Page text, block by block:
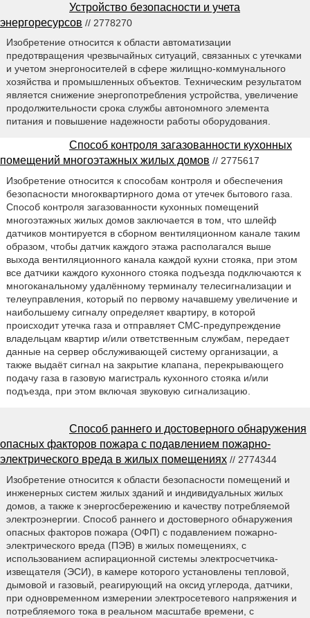
Устройство безопасности и учета
энергоресурсов // 2778270
Изобретение относится к области автоматизации
предотвращения чрезвычайных ситуаций, связанных с утечками
и учетом энергоносителей в сфере жилищно-коммунального
хозяйства и промышленных объектов. Техническим результатом
является снижение энергопотребления устройства, увеличение
продолжительности срока службы автономного элемента
питания и повышение надежности работы оборудования.
Способ контроля загазованности кухонных
помещений многоэтажных жилых домов // 2775617
Изобретение относится к способам контроля и обеспечения
безопасности многоквартирного дома от утечек бытового газа.
Способ контроля загазованности кухонных помещений
многоэтажных жилых домов заключается в том, что шлейф
датчиков монтируется в сборном вентиляционном канале таким
образом, чтобы датчик каждого этажа располагался выше
выхода вентиляционного канала каждой кухни стояка, при этом
все датчики каждого кухонного стояка подъезда подключаются к
многоканальному удалённому терминалу телесигнализации и
телеуправления, который по первому начавшему увеличение и
наибольшему сигналу определяет квартиру, в которой
происходит утечка газа и отправляет СМС-предупреждение
владельцам квартир и/или ответственным службам, передает
данные на сервер обслуживающей систему организации, а
также выдаёт сигнал на закрытие клапана, перекрывающего
подачу газа в газовую магистраль кухонного стояка и/или
подъезда, при этом включая звуковую сигнализацию.
Способ раннего и достоверного обнаружения
опасных факторов пожара с подавлением пожарно-
электрического вреда в жилых помещениях // 2774344
Изобретение относится к области безопасности помещений и
инженерных систем жилых зданий и индивидуальных жилых
домов, а также к энергосбережению и качеству потребляемой
электроэнергии. Способ раннего и достоверного обнаружения
опасных факторов пожара (ОФП) с подавлением пожарно-
электрического вреда (ПЭВ) в жилых помещениях, с
использованием аспирационной системы электросчетчика-
извещателя (ЭСИ), в камере которого установлены тепловой,
дымовой и газовый, реагирующий на оксид углерода, датчики,
при одновременном измерении электросетевого напряжения и
потребляемого тока в реальном масштабе времени, с